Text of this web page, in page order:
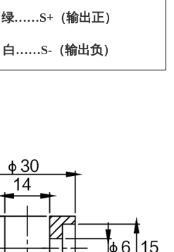
绿……S+（输出正）
白……S-（输出负）